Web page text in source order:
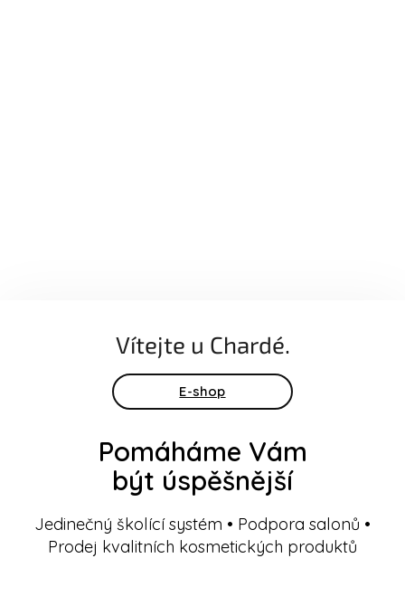
Vítejte u Chardé.
E-shop
Pomáháme Vám
být úspěšnější
Jedinečný školící systém • Podpora salonů •
Prodej kvalitních kosmetických produktů